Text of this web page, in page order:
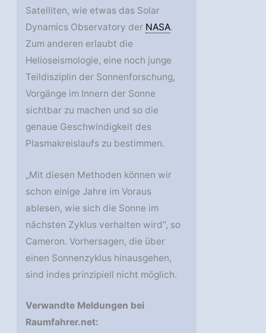
Satelliten, wie etwas das Solar
Dynamics Observatory der NASA.
Zum anderen erlaubt die
Helioseismologie, eine noch junge
Teildisziplin der Sonnenforschung,
Vorgänge im Innern der Sonne
sichtbar zu machen und so die
genaue Geschwindigkeit des
Plasmakreislaufs zu bestimmen.
„Mit diesen Methoden können wir
schon einige Jahre im Voraus
ablesen, wie sich die Sonne im
nächsten Zyklus verhalten wird“, so
Cameron. Vorhersagen, die über
einen Sonnenzyklus hinausgehen,
sind indes prinzipiell nicht möglich.
Verwandte Meldungen bei
Raumfahrer.net: